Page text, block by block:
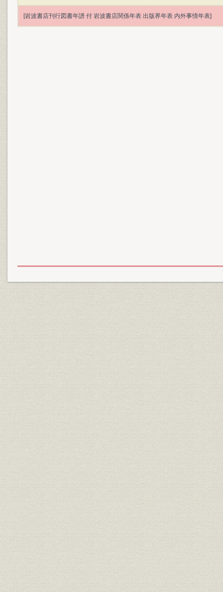
[岩波書店刊行図書年譜 付 岩波書店関係年表 出版界年表 内外事情年表]